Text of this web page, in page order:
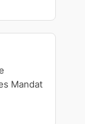
Mandat